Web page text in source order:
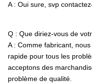
A : Oui sure, svp
Q : Que diriez-vous de
A : Comme fabricant,
rapide pour tous les
acceptons des
problème de qualité.